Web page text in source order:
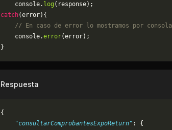
    console.
log (response);
catch(error){
    // En caso de error lo mostramos por consola
	console.
error(error);
}
Respuesta
{
    "consultarComprobantesExpoReturn"
: {